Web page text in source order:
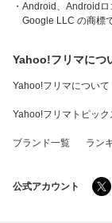
・Android、Android
Google LLC の商標
Yahoo!フリマにつ
Yahoo!フリマについて
Yahoo!フリマトピック
ブランド一覧 ラン
公式アカウント